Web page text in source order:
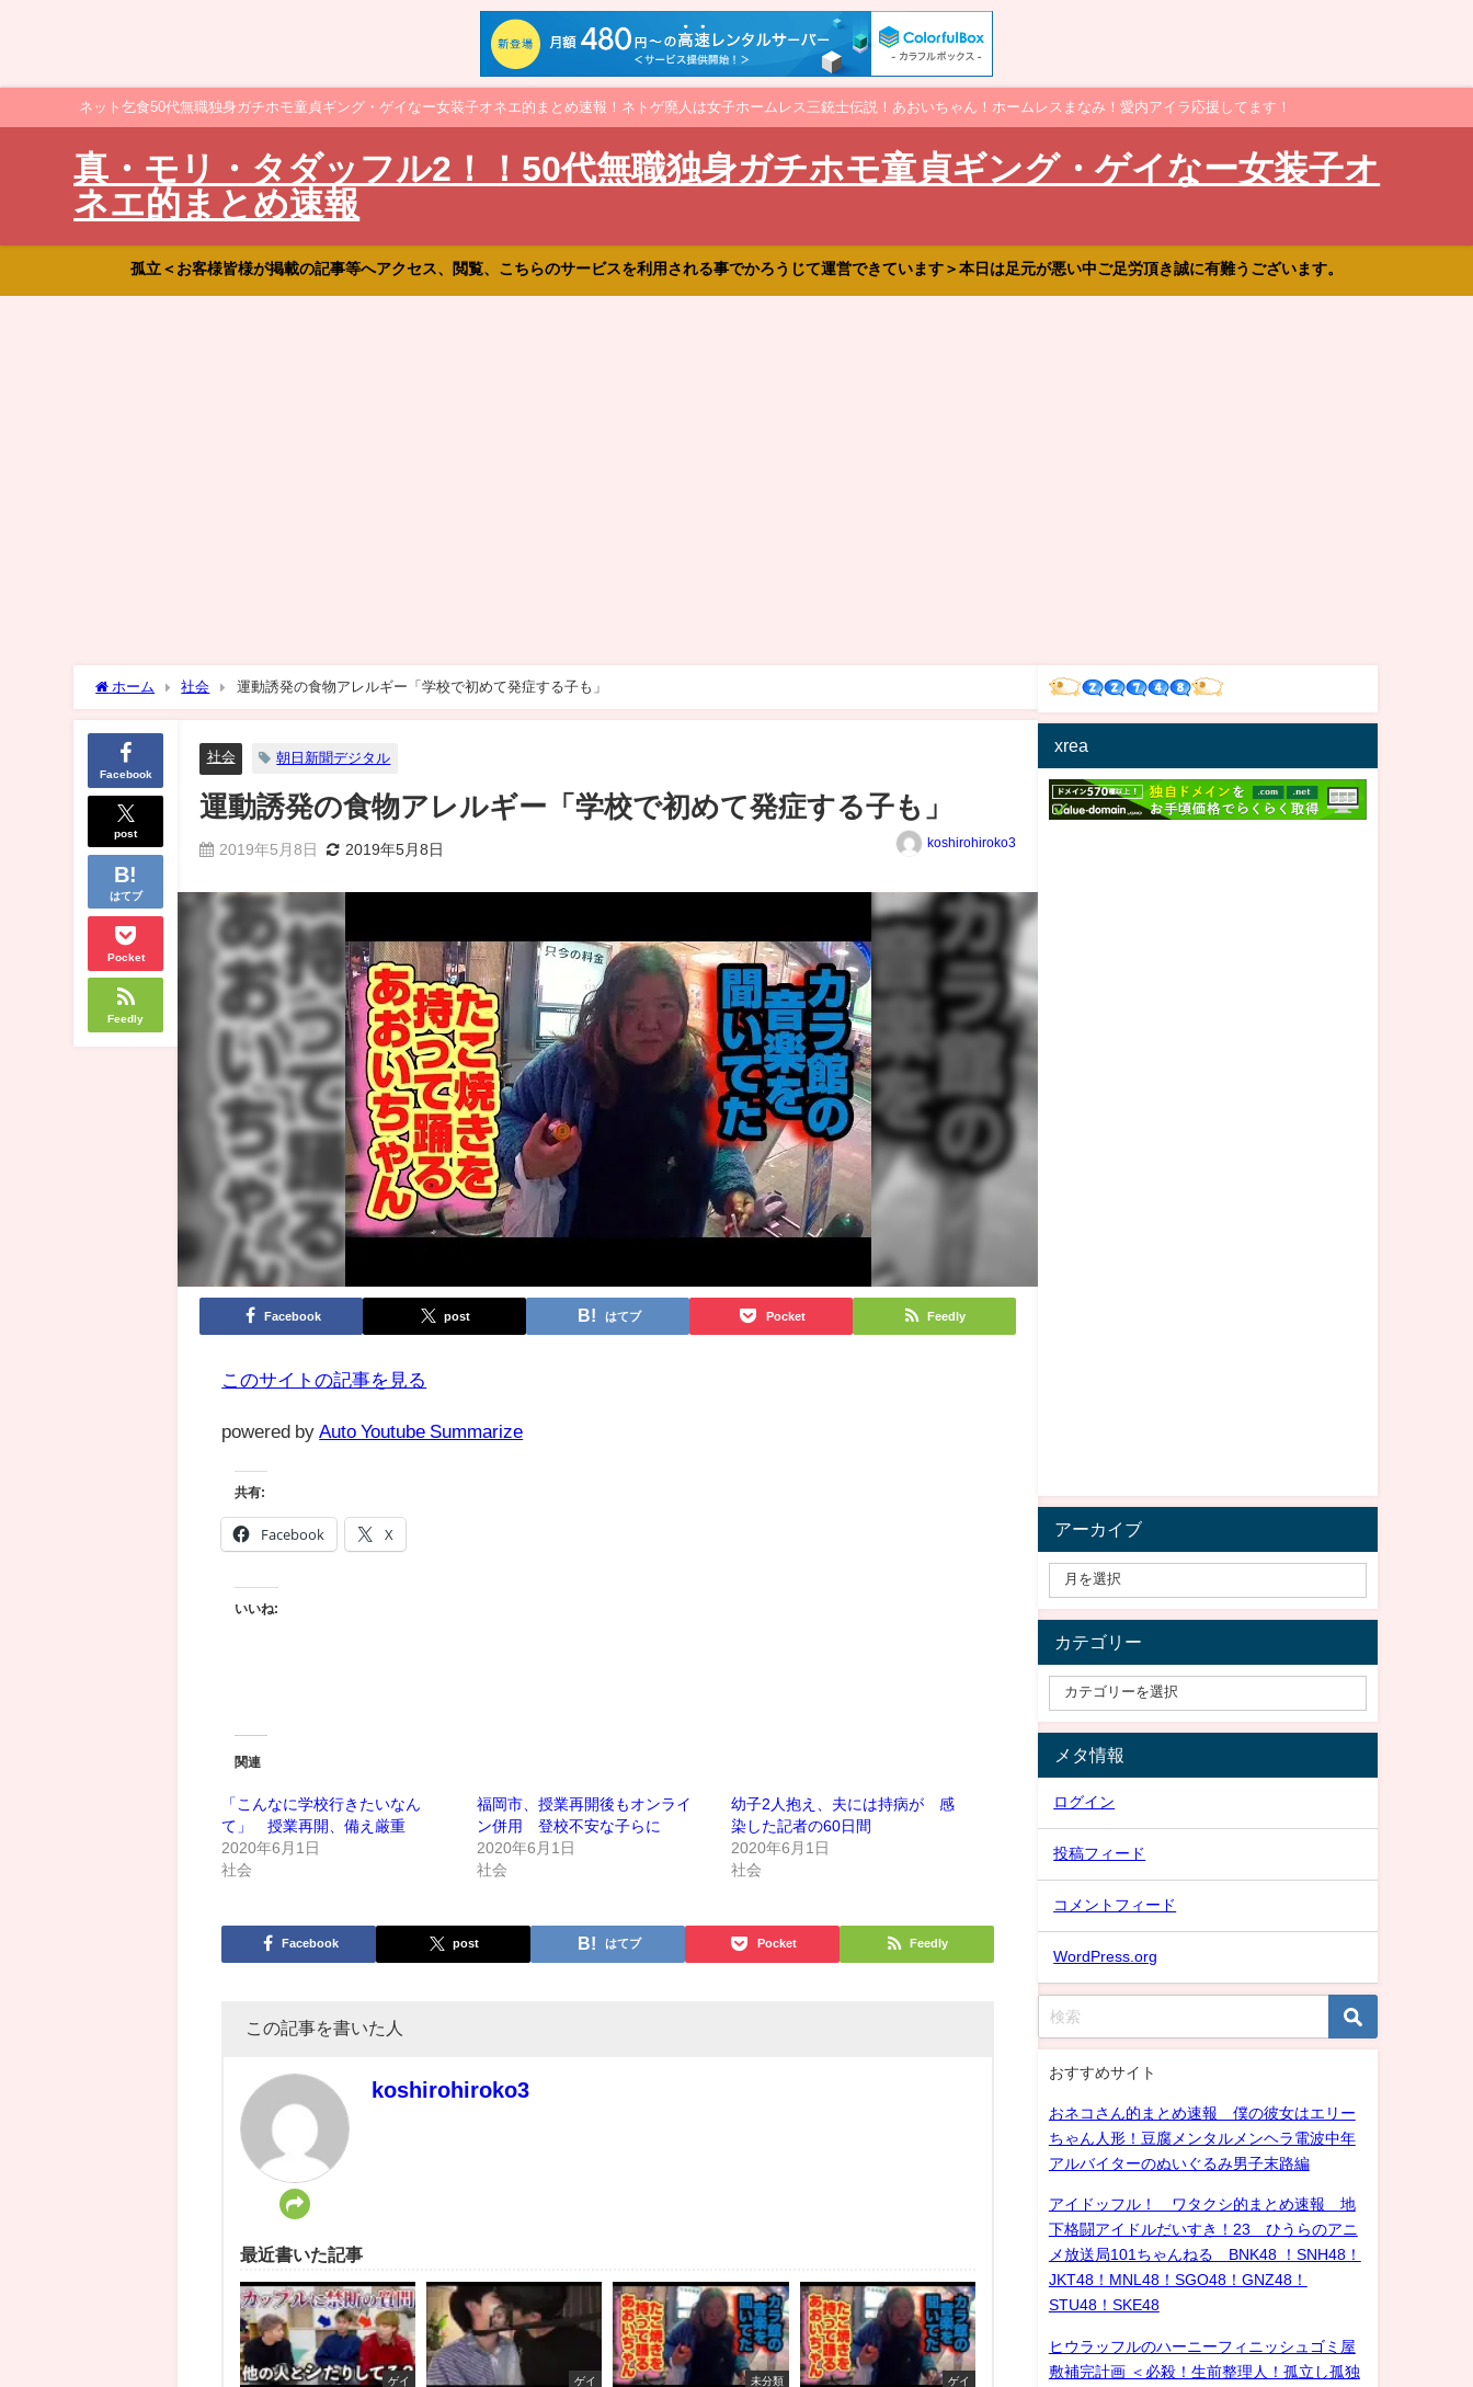
ネット乞食50代無職独身ガチホモ童貞ギング・ゲイなー女装子オネエ的まとめ速報！ネトゲ廃人は女子ホームレス三銃士伝説！あおいちゃん！ホームレスまなみ！愛内アイラ応援してます！
真・モリ・タダッフル2！！50代無職独身ガチホモ童貞ギング・ゲイなー女装子オ
ネエ的まとめ速報
孤立＜お客様皆様が掲載の記事等へアクセス、閲覧、こちらのサービスを利用される事でかろうじて運営できています＞本日は足元が悪い中ご足労頂き誠に有難うございます。
ホーム 社会 運動誘発の食物アレルギー「学校で初めて発症する子も」
Facebook
post
はてブ
Pocket
Feedly
社会 朝日新聞デジタル
運動誘発の食物アレルギー「学校で初めて発症する子も」
2019年5月8日 2019年5月8日 koshirohiroko3
Facebook post はてブ Pocket Feedly
このサイトの記事を見る
powered by Auto Youtube Summarize
共有:
Facebook X
いいね:
関連
「こんなに学校行きたいなん
て」 授業再開、備え厳重
2020年6月1日
社会
福岡市、授業再開後もオンライ
ン併用 登校不安な子らに
2020年6月1日
社会
幼子2人抱え、夫には持病が 感
染した記者の60日間
2020年6月1日
社会
Facebook post はてブ Pocket Feedly
この記事を書いた人
koshirohiroko3
最近書いた記事
ゲイ ゲイ 未分類 ゲイ
xrea
アーカイブ
カテゴリー
メタ情報
ログイン
投稿フィード
コメントフィード
WordPress.org
おすすめサイト
おネコさん的まとめ速報 僕の彼女はエリー
ちゃん人形！豆腐メンタルメンヘラ電波中年
アルバイターのぬいぐるみ男子末路編
アイドッフル！ ワタクシ的まとめ速報 地
下格闘アイドルだいすき！23 ひうらのアニ
メ放送局101ちゃんねる BNK48 ！SNH48！
JKT48！MNL48！SGO48！GNZ48！
STU48！SKE48
ヒウラッフルのハーニーフィニッシュゴミ屋
敷補完計画 ＜必殺！生前整理人！孤立し孤独